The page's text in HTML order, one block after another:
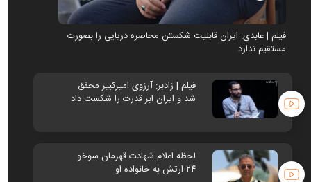
فیلم | عابدی: ایران قابلیت شکستن محاصره دریایی را بصورت
مستقیم ندارد
فیلم | زادبر: آرزوی امیرکبیر محقق
شد و ایران ابر قدرت را شکست داد
لحظه اعلام شهادت قهرمان سوخو
۲۴ ارتش به خانواده او